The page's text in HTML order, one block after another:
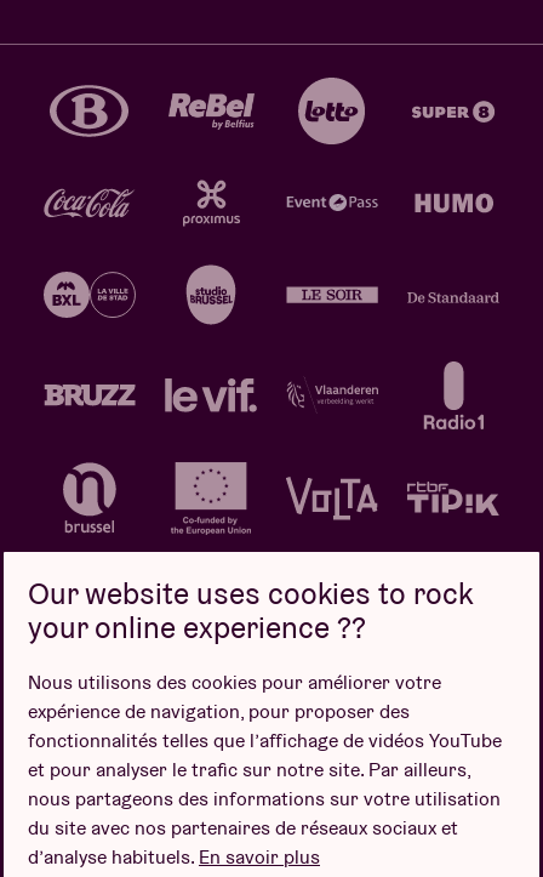
Politique de confidentialité
Politique de cookies
Conditions de vente
Design par
Our website uses cookies to rock
your online experience ??
Nous utilisons des cookies pour améliorer votre
expérience de navigation, pour proposer des
fonctionnalités telles que l’affichage de vidéos YouTube
et pour analyser le trafic sur notre site. Par ailleurs,
nous partageons des informations sur votre utilisation
du site avec nos partenaires de réseaux sociaux et
d’analyse habituels. En savoir plus